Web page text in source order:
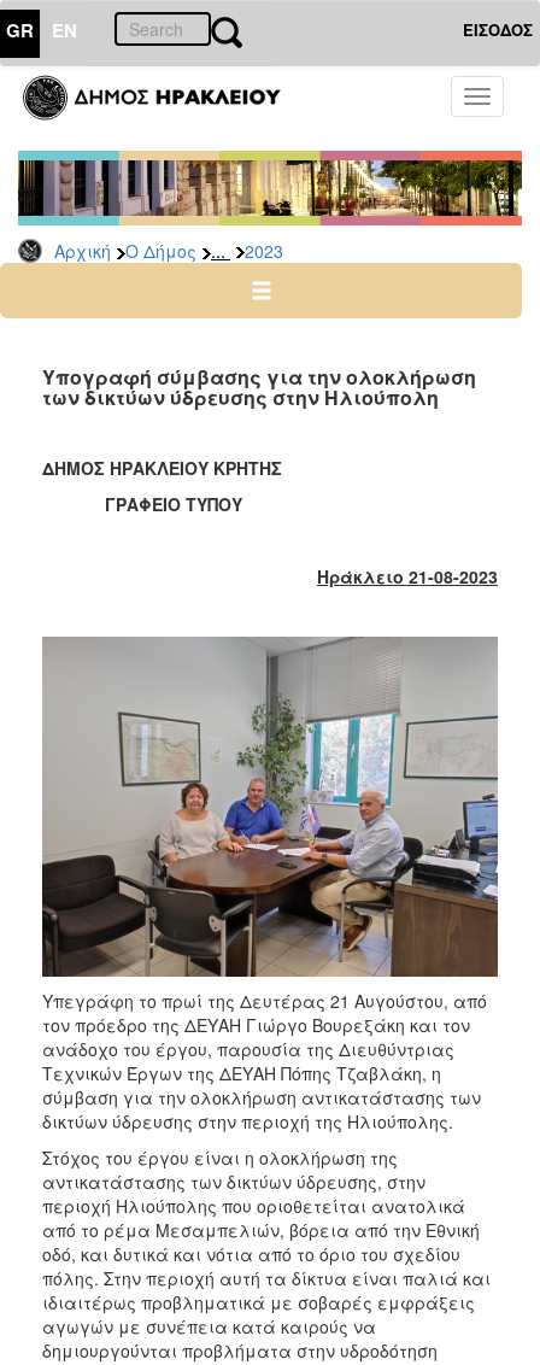
GR EN ΕΙΣΟΔΟΣ
Toggle
Αρχική Ο Δήμος ... 2023
ΔΗΜΟΣ
Δελτία
Τύπου
Αρχείο
2026
2024
2022
2020
2019
2012
2011
ΠΟΛΙΤΙΣΜΟΣ
ΑΝΘΕΚΤΙΚΗ
ΠΟΛΗ
Υπογραφή σύμβασης για την ολοκλήρωση
των δικτύων ύδρευσης στην Ηλιούπολη
ΔΗΜΟΣ ΗΡΑΚΛΕΙΟΥ ΚΡΗΤΗΣ
ΓΡΑΦΕΙΟ ΤΥΠΟΥ
Ηράκλειο 21-08-2023
Υπεγράφη το πρωί της Δευτέρας 21 Αυγούστου, από
τον πρόεδρο της ΔΕΥΑΗ Γιώργο Βουρεξάκη και τον
ανάδοχο του έργου, παρουσία της Διευθύντριας
Τεχνικών Έργων της ΔΕΥΑΗ Πόπης Τζαβλάκη, η
σύμβαση για την ολοκλήρωση αντικατάστασης των
δικτύων ύδρευσης στην περιοχή της Ηλιούπολης.
Στόχος του έργου είναι η ολοκλήρωση της
αντικατάστασης των δικτύων ύδρευσης, στην
περιοχή Ηλιούπολης που οριοθετείται ανατολικά
από το ρέμα Μεσαμπελιών, βόρεια από την Εθνική
οδό, και δυτικά και νότια από το όριο του σχεδίου
πόλης. Στην περιοχή αυτή τα δίκτυα είναι παλιά και
ιδιαιτέρως προβληματικά με σοβαρές εμφράξεις
αγωγών με συνέπεια κατά καιρούς να
δημιουργούνται προβλήματα στην υδροδότηση